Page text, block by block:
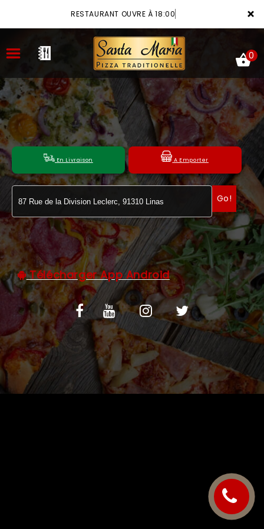
×
RESTAURANT OUVRE À 18:00
ACCUEIL
LA CARTE
VOTRE COMPTE
NOTRE RESTAURANT
VOS AVIS
MENTIONS LÉGALES
C.G.V
0
En Livraison A Emporter
Go!
Télécharger App Android